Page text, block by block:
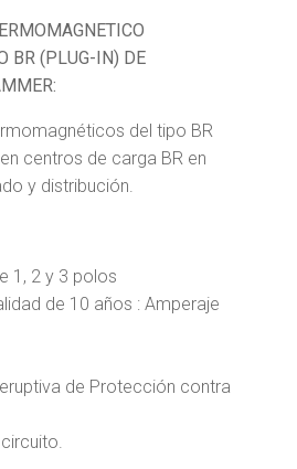
BR (PLUG-IN) DE
del tipo BR
centros de carga BR en
y distribución.
1, 2 y 3 polos
de 10 años : Amperaje
de Protección contra